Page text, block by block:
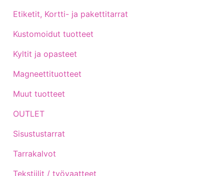
Etiketit, Kortti- ja pakettitarrat
Kustomoidut tuotteet
Kyltit ja opasteet
Magneettituotteet
Muut tuotteet
OUTLET
Sisustustarrat
Tarrakalvot
Tekstiilit / työvaatteet